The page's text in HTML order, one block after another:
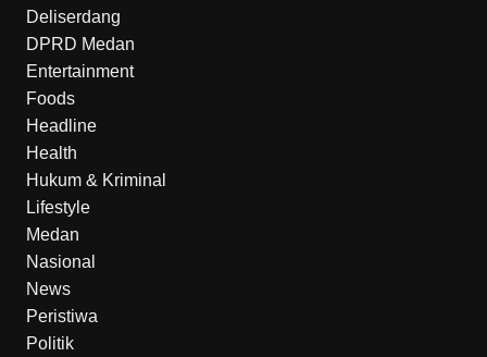
Deliserdang
DPRD Medan
Entertainment
Foods
Headline
Health
Hukum & Kriminal
Lifestyle
Medan
Nasional
News
Peristiwa
Politik